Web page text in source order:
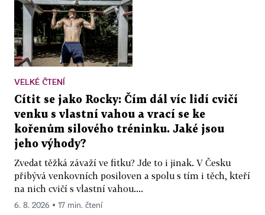
VELKÉ ČTENÍ
Cítit se jako Rocky: Čím dál víc lidí cvičí
venku s vlastní vahou a vrací se ke
kořenům silového tréninku. Jaké jsou
jeho výhody?
Zvedat těžká závaží ve fitku? Jde to i jinak. V Česku
přibývá venkovních posiloven a spolu s tím i těch, kteří
na nich cvičí s vlastní vahou....
6. 8. 2026 ▪ 17 min. čtení